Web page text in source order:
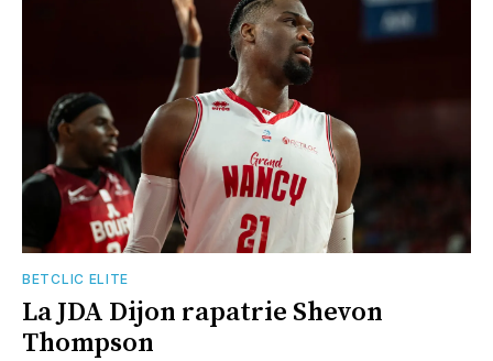
BETCLIC ELITE
La JDA Dijon rapatrie Shevon
Thompson